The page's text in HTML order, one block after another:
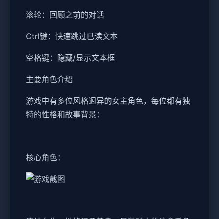
滚轮：回顾之前的对话
Ctrl键：快速跳过已读文本
空格键：隐藏/显示文本框
主要角色介绍
游戏中有多位风格迥异的女主角色，每位都有独
特的性格和故事背景：
核心角色：